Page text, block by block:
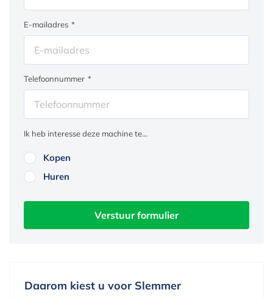
E-mailadres *
Telefoonnummer *
Ik heb interesse deze machine te...
Kopen
Huren
Verstuur formulier
Daarom kiest u voor Slemmer